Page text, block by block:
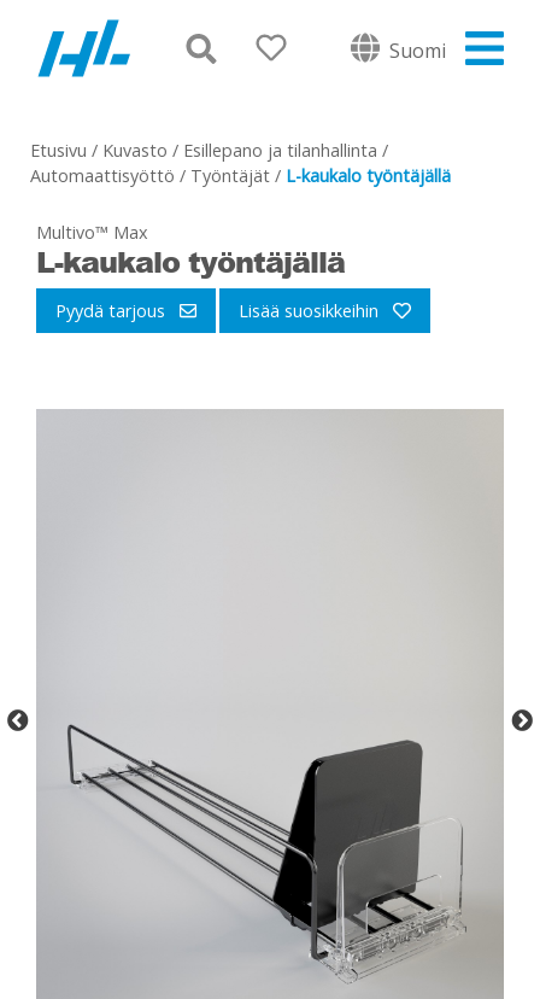
Suomi
Etusivu / Kuvasto / Esillepano ja tilanhallinta /
Automaattisyöttö / Työntäjät / L-kaukalo työntäjällä
Multivo™ Max
L-kaukalo työntäjällä
Pyydä tarjous Lisää suosikkeihin